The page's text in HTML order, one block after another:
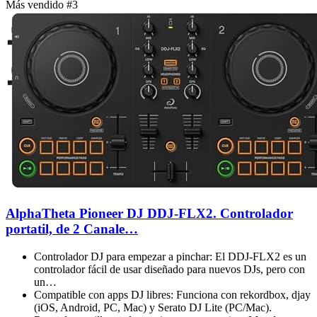
Más vendido #3
AlphaTheta Pioneer DJ DDJ-FLX2. Controlador
portatil, de 2 Canale…
Controlador DJ para empezar a pinchar: El DDJ-FLX2 es un
controlador fácil de usar diseñado para nuevos DJs, pero con
un…
Compatible con apps DJ libres: Funciona con rekordbox, djay
(iOS, Android, PC, Mac) y Serato DJ Lite (PC/Mac).